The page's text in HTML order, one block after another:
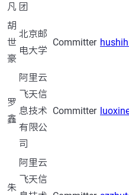
凡 团
胡
世
豪
北京邮
电大学
Committer
罗
鑫
阿里云
飞天信
息技术
有限公
司
Committer
朱
阿里云
飞天信